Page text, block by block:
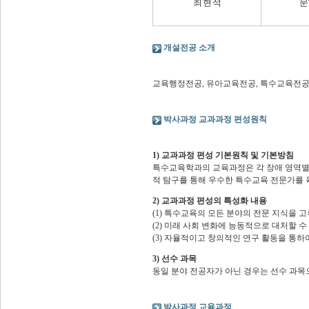
최 현 석
개설전공 소개
교육행정전공, 유아교육전공, 특수교육전공
박사과정 교과과정 편성원칙
1) 교과과정 편성 기본원칙 및 기본방침
특수교육학과의 교육과정은 각 장애 영역
적 탐구를 통해 우수한 특수교육 전문가를
2) 교과과정 편성의 특성화 내용
(1) 특수교육의 모든 분야의 전문 지식을
(2) 미래 사회 변화에 능동적으로 대처할
(3) 자율적이고 창의적인 연구 활동을 통
3) 선수 과목
동일 분야 전공자가 아닌 경우는 선수 과
박사과정 교육과정